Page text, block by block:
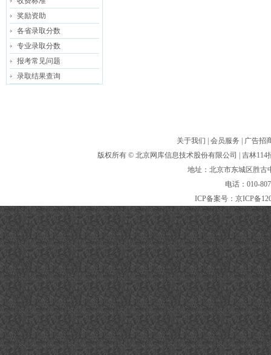
奖励资助
各省录取分数
专业录取分数
报考常见问题
录取结果查询
关于我们 会员服务
广告招
版权所有 © 北京网库信息技术股份有限公司
| 吉林
地址：北京市东城区胜
电话：010-
ICP备案号： 京ICP备